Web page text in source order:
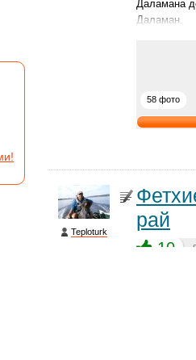
palt
10
Май 2023
Даламана